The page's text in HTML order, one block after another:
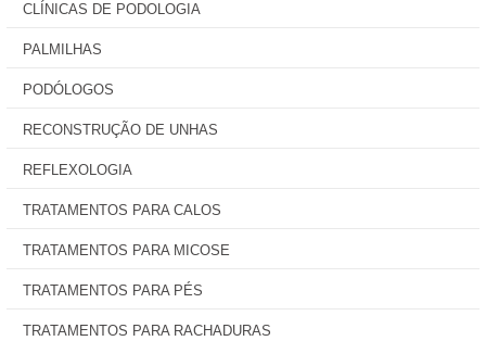
CLÍNICAS DE PODOLOGIA
PALMILHAS
PODÓLOGOS
RECONSTRUÇÃO DE UNHAS
REFLEXOLOGIA
TRATAMENTOS PARA CALOS
TRATAMENTOS PARA MICOSE
TRATAMENTOS PARA PÉS
TRATAMENTOS PARA RACHADURAS